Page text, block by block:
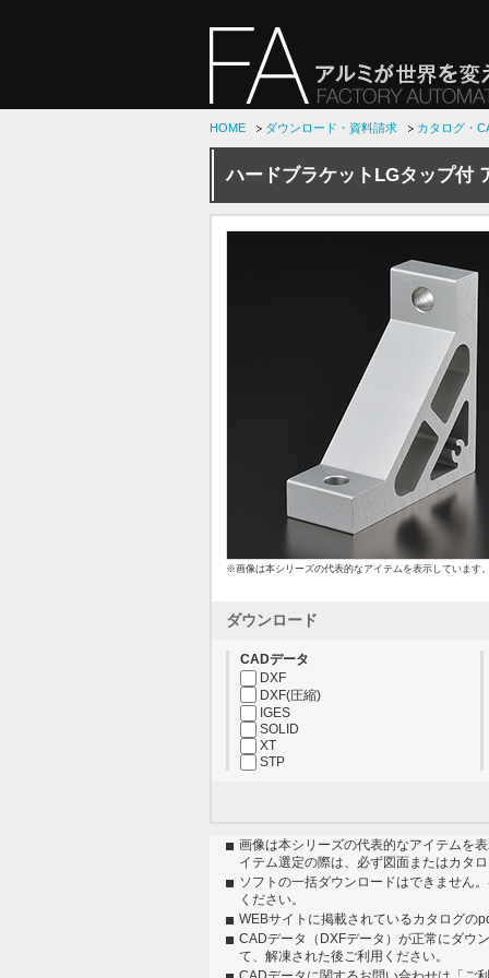
HOME ダウンロード・資料請求 カタログ・
ハードブラケットLGタップ付
※画像は本シリーズの代表的なアイテムを表示しています。
ダウンロード
CADデータ
DXF
DXF(圧縮)
IGES
SOLID
XT
STP
画像は本シリーズの代表的なアイテムを
イテム選定の際は、必ず図面またはカタ
ソフトの一括ダウンロードはできません
ください。
WEBサイトに掲載されているカタログの
CADデータ（DXFデータ）が正常にダウ
て、解凍された後ご利用ください。